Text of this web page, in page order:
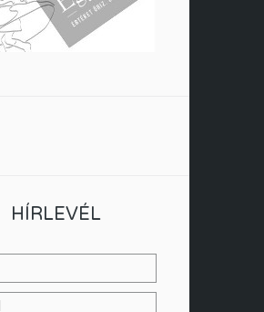
HÍRLEVÉL